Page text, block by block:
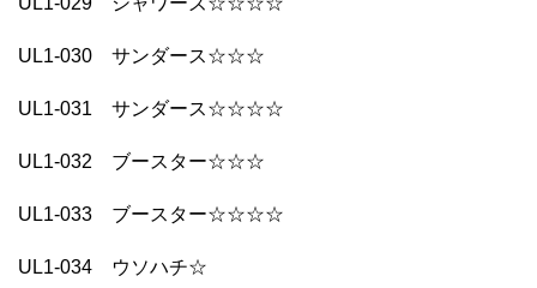
UL1-030 サンダース☆☆☆
UL1-031 サンダース☆☆☆☆
UL1-032 ブースター☆☆☆
UL1-033 ブースター☆☆☆☆
UL1-034 ウソハチ☆